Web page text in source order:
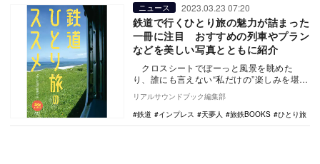
ニュース 2023.03.23 07:20
鉄道で行くひとり旅の魅力が詰まった
一冊に注目 おすすめの列車やプラン
などを美しい写真とともに紹介
クロスシートでぼーっと風景を眺めた
り、誰にも言えない“私だけの”楽しみを堪能
したり。来た列車に飛び乗って、気になる
駅で飛び…
リアルサウンドブック編集部
鉄道
インプレス 天夢人 旅鉄BOOKS ひとり旅